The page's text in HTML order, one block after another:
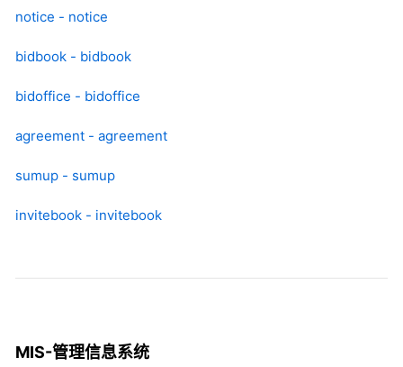
notice - notice
bidbook - bidbook
bidoffice - bidoffice
agreement - agreement
sumup - sumup
invitebook - invitebook
MIS-管理信息系统